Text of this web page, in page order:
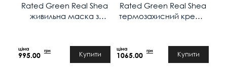
Rated Green Real Shea
живильна маска з
995.00
грн Купити
Rated Green Real Shea
термозахисний крем з
1065.00
грн Купити